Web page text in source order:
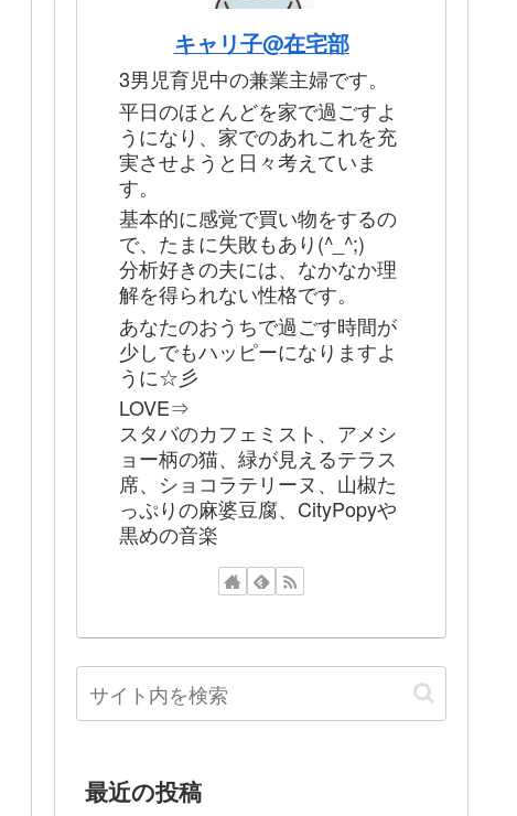
キャリ子@在宅部
3男児育児中の兼業主婦です。
平日のほとんどを家で過ごすよ
うになり、家でのあれこれを充
実させようと日々考えていま
す。
基本的に感覚で買い物をするの
で、たまに失敗もあり(^_^;)
分析好きの夫には、なかなか理
解を得られない性格です。
あなたのおうちで過ごす時間が
少しでもハッピーになりますよ
うに☆彡
LOVE⇒
スタバのカフェミスト、アメシ
ョー柄の猫、緑が見えるテラス
席、ショコラテリーヌ、山椒た
っぷりの麻婆豆腐、CityPopyや
黒めの音楽
最近の投稿